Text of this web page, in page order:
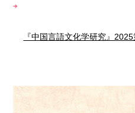
『中国言語文化学研究』